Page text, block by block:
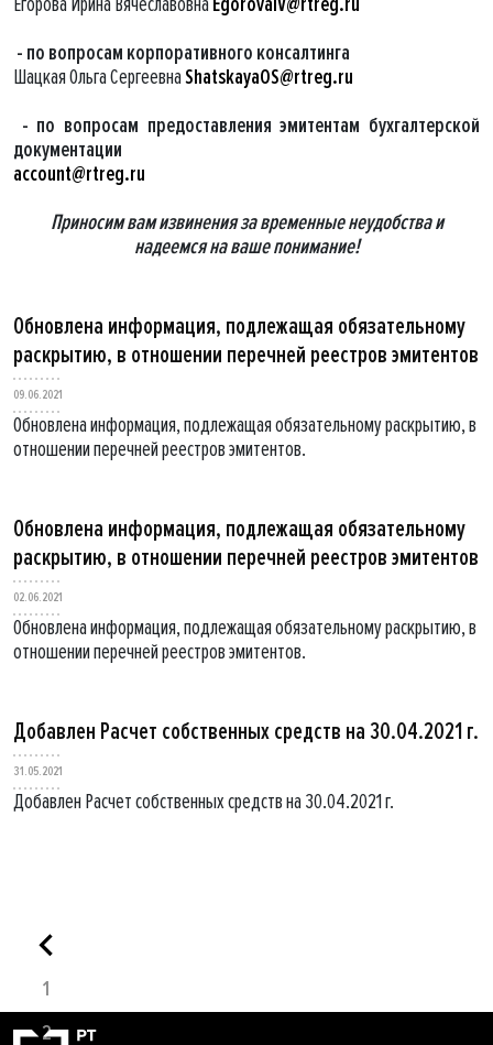
- по вопросам корпоративного консалтинга
Шацкая Ольга СергеевнаShatskayaOS@rtreg.ru
- по вопросам предоставления эмитентам бухгалтерской
документации
account@rtreg.ru
Приносим вам извинения за временные неудобства и
надеемся на ваше понимание!
Обновлена информация, подлежащая обязательному
раскрытию, в отношении перечней реестров эмитентов
09.06.2021
Обновлена информация, подлежащая обязательному раскрытию, в
отношении перечней реестров эмитентов.
Обновлена информация, подлежащая обязательному
раскрытию, в отношении перечней реестров эмитентов
02.06.2021
Обновлена информация, подлежащая обязательному раскрытию, в
отношении перечней реестров эмитентов.
Добавлен Расчет собственных средств на 30.04.2021 г.
31.05.2021
Добавлен Расчет собственных средств на 30.04.2021 г.
1
2